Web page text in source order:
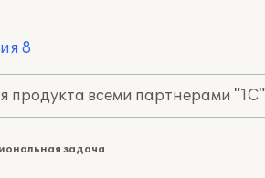
8
продукта всеми партнерами "1С"
задача